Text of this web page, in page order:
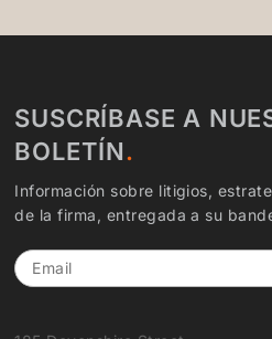
SUSCRÍBASE A
BOLETÍN
Información sobre litigios,
de la firma, entregada a su
Email